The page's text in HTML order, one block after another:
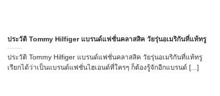
ประวัติ Tommy Hilfiger แบรนด์แฟชั่นคลาสสิค วัยรุ่นอเมริกันที่แท้ทรู
ประวัติ Tommy Hilfiger แบรนด์แฟชั่นคลาสสิค วัยรุ่นอเมริกันที่แท้ทรู
เรียกได้ว่าเป็นแบรนด์แฟชั่นไฮเอนด์ที่ใครๆ ก็ต้องรู้จักอีกแบรนด์ [...]